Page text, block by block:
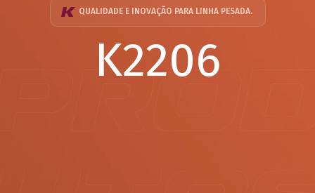
QUALIDADE E INOVAÇÃO PARA LINHA PESADA.
K2206